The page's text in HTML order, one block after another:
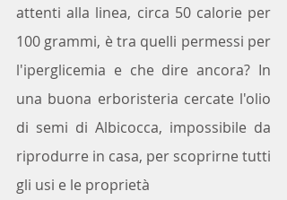
attenti alla linea, circa 50 calorie per
100 grammi, è tra quelli permessi per
l'iperglicemia e che dire ancora? In
una buona erboristeria cercate l'olio
di semi di Albicocca, impossibile da
riprodurre in casa, per scoprirne tutti
gli usi e le proprietà